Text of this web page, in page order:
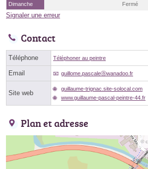
Dimanche
Fermé
Signaler une erreur
Contact
Téléphone Téléphoner au peintre
Email guillome.pascaleⓐwanadoo.fr
Site web
guillaume-trignac.site-solocal.com
www.guillaume-pascal-peintre-44.fr
Plan et adresse
©